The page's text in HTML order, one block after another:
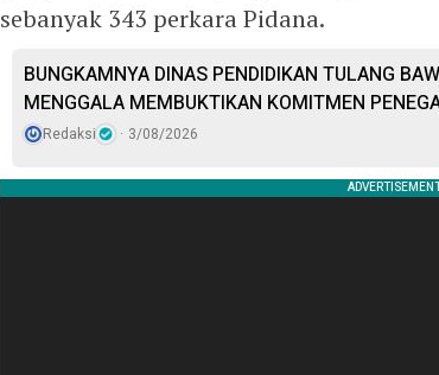
sebanyak 343 perkara Pidana.
BUNGKAMNYA DINAS PENDIDIKAN TULANG
MENGGALA MEMBUKTIKAN KOMITMEN
Redaksi 3/08/2026